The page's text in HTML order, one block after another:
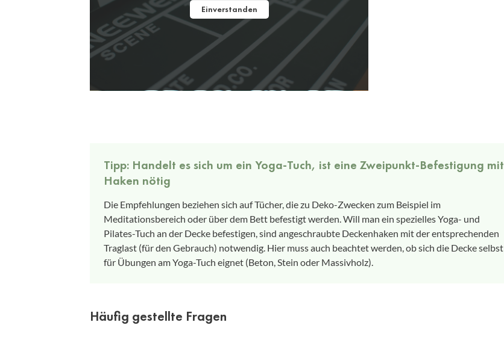
Einverstanden
Tipp: Handelt es sich um ein Yoga-Tuch, ist eine Zweipunkt-Befestigung mit
Haken nötig
Die Empfehlungen beziehen sich auf Tücher, die zu Deko-Zwecken zum Beispiel im
Meditationsbereich oder über dem Bett befestigt werden. Will man ein spezielles Yoga- und
Pilates-Tuch an der Decke befestigen, sind angeschraubte Deckenhaken mit der entsprechenden
Traglast (für den Gebrauch) notwendig. Hier muss auch beachtet werden, ob sich die Decke selbst
für Übungen am Yoga-Tuch eignet (Beton, Stein oder Massivholz).
Häufig gestellte Fragen